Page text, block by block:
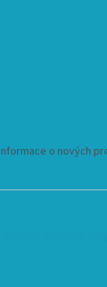
o nových